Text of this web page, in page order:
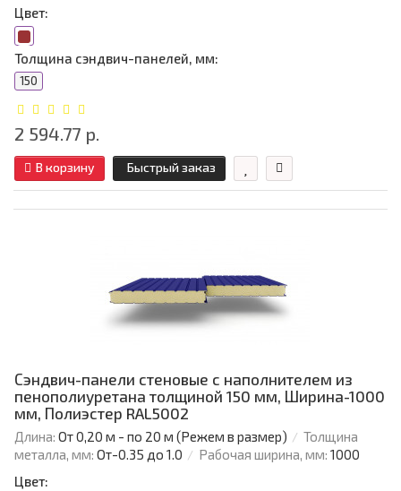
Цвет:
Толщина сэндвич-панелей, мм:
150
2 594.77 р.
В корзину Быстрый заказ
Сэндвич-панели стеновые с наполнителем из
пенополиуретана толщиной 150 мм, Ширина-1000
мм, Полиэстер RAL5002
Длина: От 0,20 м - по 20 м (Режем в размер)
Толщина
металла, мм: От-0.35 до 1.0 Рабочая ширина, мм: 1000
Цвет: